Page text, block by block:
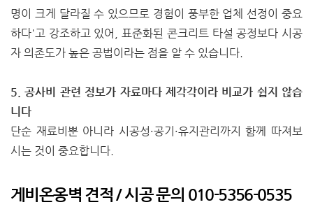
명이 크게 달라질 수 있으므로 경험이 풍부한 업체 선정이 중요
하다'고 강조하고 있어, 표준화된 콘크리트 타설 공정보다 시공
자 의존도가 높은 공법이라는 점을 알 수 있습니다.
5. 공사비 관련 정보가 자료마다 제각각이라 비교가 쉽지 않습
니다
단순 재료비뿐 아니라 시공성·공기·유지관리까지 함께 따져보
시는 것이 중요합니다.
게비온옹벽 견적 / 시공 문의 010-5356-0535